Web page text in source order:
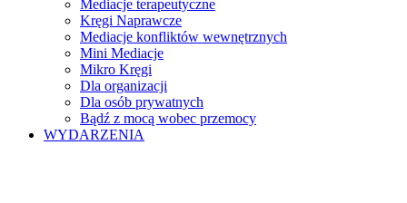
Mediacje terapeutyczne
Kręgi Naprawcze
Mediacje konfliktów wewnętrznych
Mini Mediacje
Mikro Kręgi
Dla organizacji
Dla osób prywatnych
Bądź z mocą wobec przemocy
WYDARZENIA